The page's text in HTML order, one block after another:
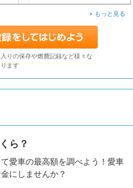
もっと見る
りの保存や燃費記録など様々な
ます
ら？
愛車の最高額を調べよう！愛車
にしませんか？